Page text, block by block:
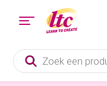
Producten
zoeken